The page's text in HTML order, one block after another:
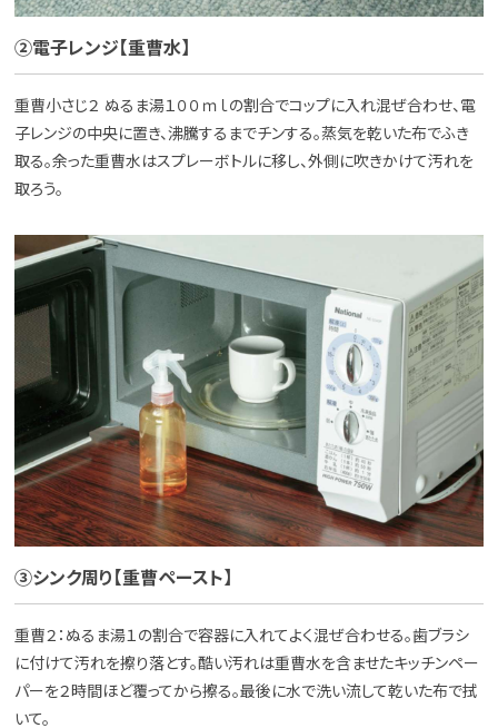
②電子レンジ【重曹水】
重曹小さじ２ ぬるま湯１００ｍｌの割合でコップに入れ混ぜ合わせ、電
子レンジの中央に置き、沸騰するまでチンする。蒸気を乾いた布でふき
取る。余った重曹水はスプレーボトルに移し、外側に吹きかけて汚れを
取ろう。
③シンク周り【重曹ペースト】
重曹２：ぬるま湯１の割合で容器に入れてよく混ぜ合わせる。歯ブラシ
に付けて汚れを擦り落とす。酷い汚れは重曹水を含ませたキッチンペー
パーを２時間ほど覆ってから擦る。最後に水で洗い流して乾いた布で拭
いて。